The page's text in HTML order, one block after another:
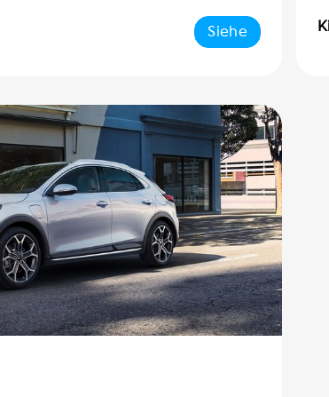
Siehe